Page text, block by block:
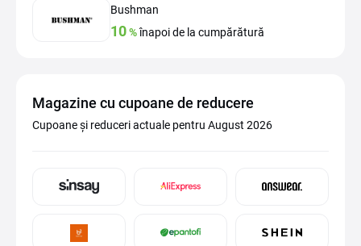
Bushman
10%înapoi de la cumpărătură
Magazine cu cupoane de reducere
Cupoane și reduceri actuale pentru August 2026